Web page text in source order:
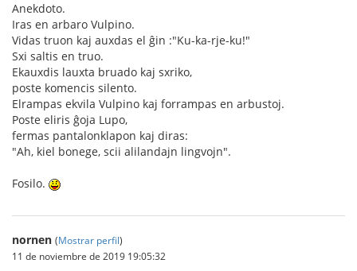
Anekdoto.
Iras en arbaro Vulpino.
Vidas truon kaj auxdas el ĝin :"Ku-ka-rje-ku!"
Sxi saltis en truo.
Ekauxdis lauxta bruado kaj sxriko,
poste komencis silento.
Elrampas ekvila Vulpino kaj forrampas en arbustoj.
Poste eliris ĝoja Lupo,
fermas pantalonklapon kaj diras:
"Ah, kiel bonege, scii alilandajn lingvojn".
Fosilo.
nornen (Mostrar perfil)
11 de noviembre de 2019 19:05:32